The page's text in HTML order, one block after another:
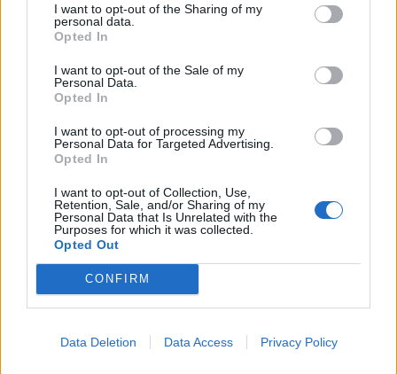
I want to opt-out of the Sharing of my
personal data.
Opted In
I want to opt-out of the Sale of my
Personal Data.
Opted In
I want to opt-out of processing my
Personal Data for Targeted Advertising.
Opted In
I want to opt-out of Collection, Use,
Retention, Sale, and/or Sharing of my
Personal Data that Is Unrelated with the
Purposes for which it was collected.
Opted Out
CONFIRM
Data Deletion Data Access Privacy Policy